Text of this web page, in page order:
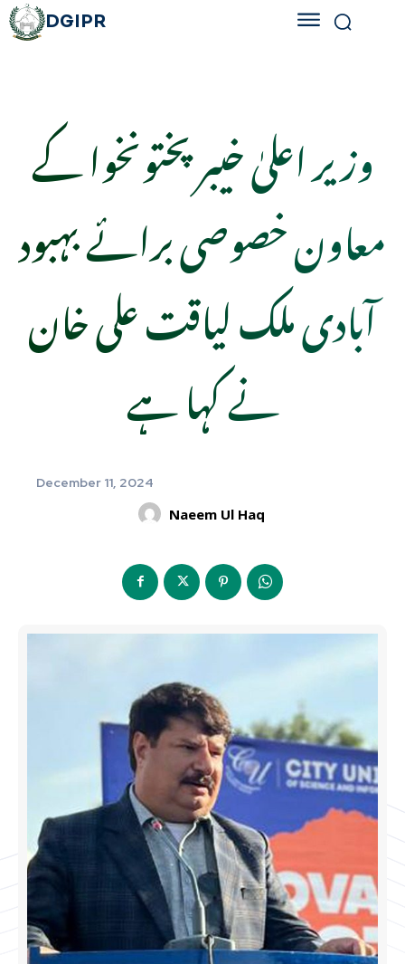
DGIPR
وزیر اعلیٰ خیبر پختونخوا کے
معاون خصوصی برائے بہبود
آبادی ملک لیاقت علی خان
نے کہا ہے
December 11, 2024
Naeem Ul Haq